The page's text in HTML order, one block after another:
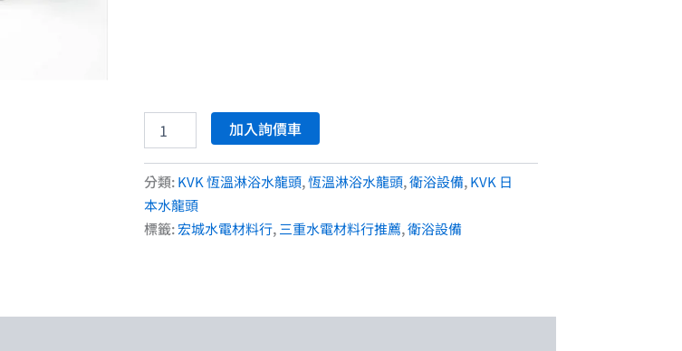
加入詢價車
分類:KVK 恆溫淋浴水龍頭,恆溫淋浴水龍頭,衛浴設備,KVK 日
本水龍頭
標籤:宏城水電材料行,三重水電材料行推薦,衛浴設備